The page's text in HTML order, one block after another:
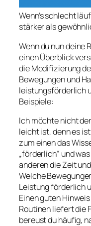
Wenn’s schlecht
stärker als
Wenn du nun deine
einen Überblick
die Modifizierung
Bewegungen und
leistungsförderlich
Beispiele:
Ich möchte nicht
leicht ist, denn es
zum einen das
„förderlich“ und
anderen die Zeit
Welche
Leistung förderlich
Einen guten
Routinen liefert die
bereust du häufig,